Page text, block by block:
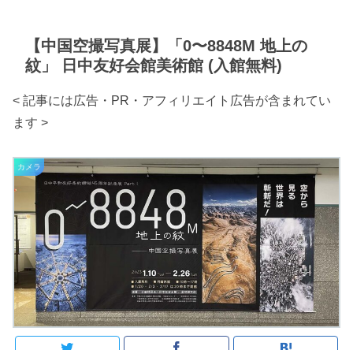
【中国空撮写真展】「0〜8848M 地上の
紋」 日中友好会館美術館 (入館無料)
< 記事には広告・PR・アフィリエイト広告が含まれてい
ます >
カメラ